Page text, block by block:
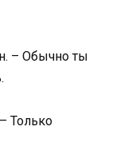
– Обычно ты
Только